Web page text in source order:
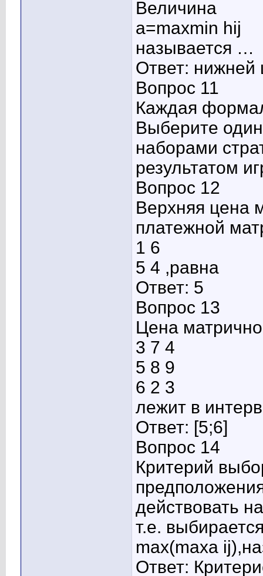
Величина
а=maxmin hij
называется …
Ответ: нижней
Вопрос 11
Каждая
Выберите один
наборами
результатом
Вопрос 12
Верхняя цена
платежной
1 6
5 4 ,равна
Ответ: 5
Вопрос 13
Цена
3 7 4
5 8 9
6 2 3
лежит в
Ответ: [5;6]
Вопрос 14
Критерий
действовать
т.е.
max(maxa
Ответ: